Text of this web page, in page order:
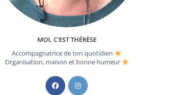
MOI, C'EST THÉRÈSE
Accompagnatrice de ton quotidien
Organisation, maison et bonne humeur
S’ouvre
dans
dans